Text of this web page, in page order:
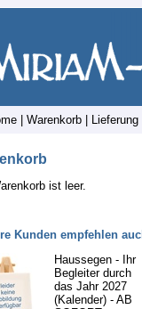
Warenkorb Lieferung
ist leer.
Kunden empfehlen
Haussegen - Ihr
Begleiter durch
das Jahr 2027
(Kalender) - AB